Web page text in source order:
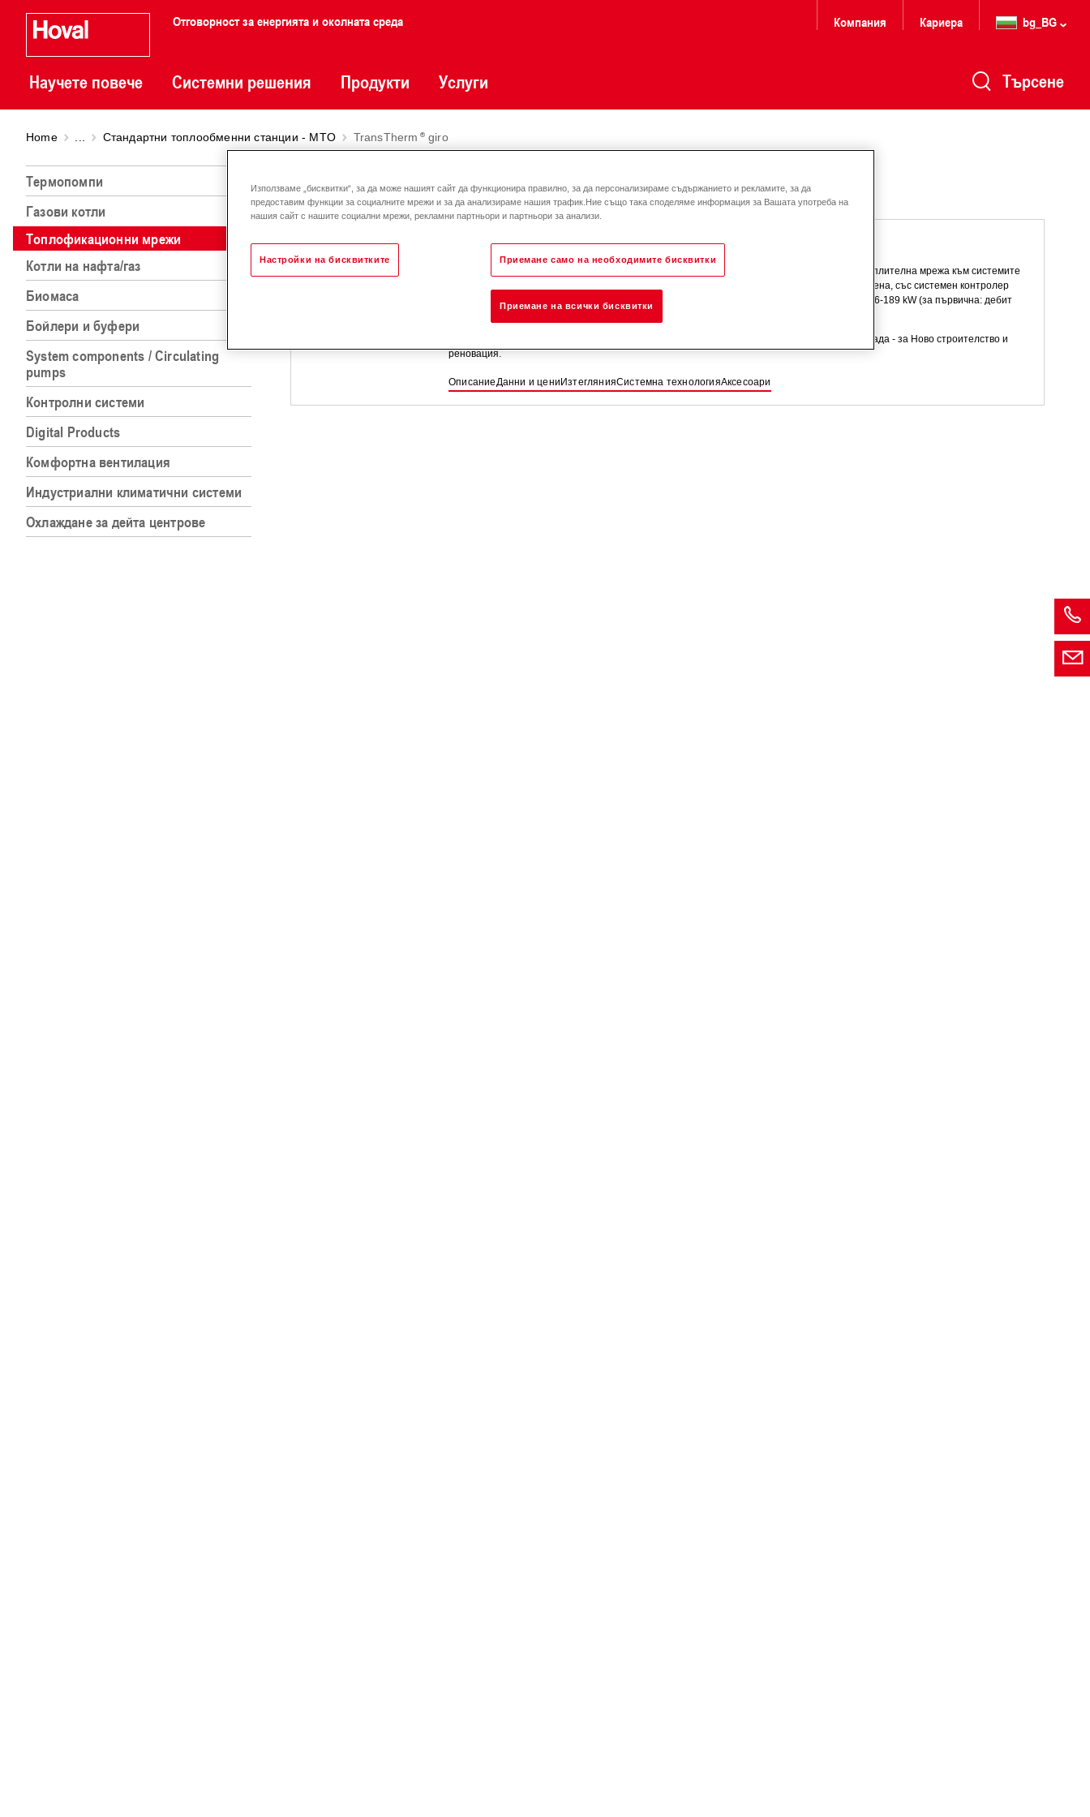
Отговорност за енергията и околната среда
Научете повече Системни решения Продукти Услуги
Компания Кариера bg_BG
Търсене
Home Стандартни топлообменни станции - MTO TransTherm giro
Термопомпи
Газови котли
Топлофикационни мрежи
Котли на нафта/газ
Биомаса
Бойлери и буфери
System components / Circulating
pumps
Контролни системи
Digital Products
Комфортна вентилация
Индустриални климатични системи
Охлаждане за дейта центрове
TransTherm giro
TransTherm giro (H0/N10 - H0/N80)
Компактна топлообменна станция за управление, наблюдение и пренос на топлина от отоплителна мрежа към системите
за отопление и подгряване на вода на потребителя. Готова за свързване, монтирана на стена, със системен контролер
Hoval TopTronic
E (комуникационен интерфейс към системата за управление). Мощност: 26-189 kW (за първична: дебит
Област на приложение: Еднофамилна къща, жилищен блок, търговска или промишлена сграда - за Ново строителство и
реновация.
ОписаниеДанни и цени ИзтеглянияСистемна технологияАксесоари
Използваме „бисквитки“, за да може нашият сайт да функционира правилно, за да персонализираме съдържанието и рекламите, за да
предоставим функции за социалните мрежи и за да анализираме нашия трафик.Ние също така споделяме информация за Вашата употреба на
нашия сайт с нашите социални мрежи, рекламни партньори и партньори за анализи.
Настройки на бисквитките Приемане само на необходимите бисквитки
Приемане на всички бисквитки